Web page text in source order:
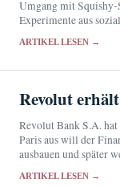
Umgang mit
Experimente aus
ARTIKEL LESEN →
Revolut
Revolut Bank S.A.
Paris aus will der
ausbauen und später
ARTIKEL LESEN →